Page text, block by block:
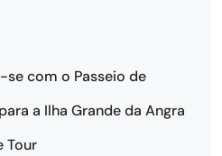
se com o Passeio de
a Ilha Grande da Angra
Tour